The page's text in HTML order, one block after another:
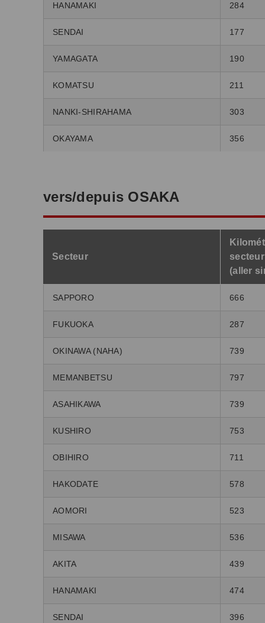
HANAMAKI 284
SENDAI 177
YAMAGATA 190
KOMATSU 211
NANKI-SHIRAHAMA 303
OKAYAMA 356
vers/depuis OSAKA
Secteur
secteur
(aller
SAPPORO 666
FUKUOKA 287
OKINAWA (NAHA) 739
MEMANBETSU 797
ASAHIKAWA 739
KUSHIRO 753
OBIHIRO 711
HAKODATE 578
AOMORI 523
MISAWA 536
AKITA 439
HANAMAKI 474
SENDAI 396